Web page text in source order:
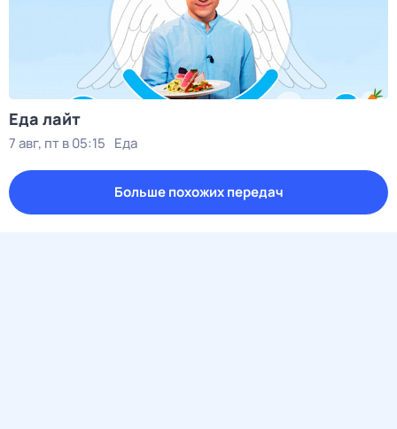
Еда лайт
7 авг, пт в 05:15 Еда
Больше похожих передач